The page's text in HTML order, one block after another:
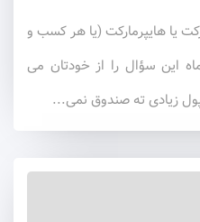
یا هایپرمارکت (یا هر کسب و
این سؤال را از خودتان می
زیادی ته صندوق نمی...